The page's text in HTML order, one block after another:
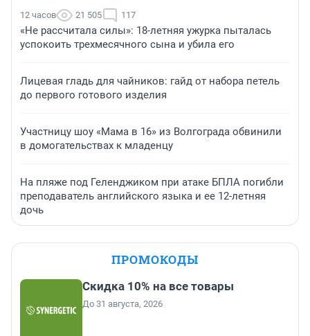
12 часов 21 505 117
«Не рассчитала силы»: 18-летняя ужурка пыталась
успокоить трехмесячного сына и убила его
Лицевая гладь для чайников: гайд от набора петель
до первого готового изделия
Участницу шоу «Мама в 16» из Волгограда обвинили
в домогательствах к младенцу
На пляже под Геленджиком при атаке БПЛА погибли
преподаватель английского языка и ее 12-летняя
дочь
ПРОМОКОДЫ
Скидка 10% на все товары
До 31 августа, 2026